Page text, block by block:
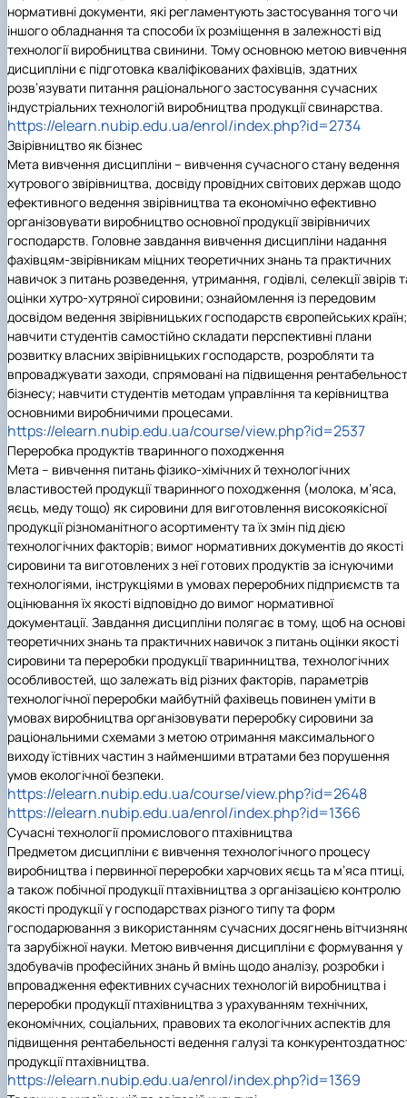
нормативні документи, які регламентують застосування того чи
іншого обладнання та способи їх розміщення в залежності від
технології виробництва свинини. Тому основною метою вивчення
дисципліни є підготовка кваліфікованих фахівців, здатних
розв’язувати питання раціонального застосування сучасних
індустріальних технологій виробництва продукції свинарства.
https://elearn.nubip.edu.ua/enrol/index.php?id=2734
Звірівництво як бізнес
Мета вивчення дисципліни – вивчення сучасного стану ведення
хутрового звірівництва, досвіду провідних світових держав щодо
ефективного ведення звірівництва та економічно ефективно
організовувати виробництво основної продукції звірівничих
господарств. Головне завдання вивчення дисципліни надання
фахівцям-звірівникам міцних теоретичних знань та практичних
навичок з питань розведення, утримання, годівлі, селекції звірів
оцінки хутро-хутряної сировини; ознайомлення із передовим
досвідом ведення звірівницьких господарств європейських країн;
навчити студентів самостійно складати перспективні плани
розвитку власних звірівницьких господарств, розробляти та
впроваджувати заходи, спрямовані на підвищення
бізнесу; навчити студентів методам управління та керівництва
основними виробничими процесами.
https://elearn.nubip.edu.ua/course/view.php?id=2537
Переробка продуктів тваринного походження
Мета – вивчення питань фізико-хімічних й технологічних
властивостей продукції тваринного походження (молока, м’яса,
яєць, меду тощо) як сировини для виготовлення високоякісної
продукції різноманітного асортименту та їх змін під дією
технологічних факторів; вимог нормативних документів до якості
сировини та виготовлених з неї готових продуктів за існуючими
технологіями, інструкціями в умовах переробних підприємств та
оцінювання їх якості відповідно до вимог нормативної
документації. Завдання дисципліни полягає в тому, щоб на основі
теоретичних знань та практичних навичок з питань оцінки якості
сировини та переробки продукції тваринництва, технологічних
особливостей, що залежать від різних факторів, параметрів
технологічної переробки майбутній фахівець повинен уміти в
умовах виробництва організовувати переробку сировини за
раціональними схемами з метою отримання максимального
виходу їстівних частин з найменшими втратами без порушення
умов екологічної безпеки.
https://elearn.nubip.edu.ua/course/view.php?id=2648
https://elearn.nubip.edu.ua/enrol/index.php?id=1366
Сучасні технології промислового птахівництва
Предметом дисципліни є вивчення технологічного процесу
виробництва і первинної переробки харчових яєць та м’яса птиці,
а також побічної продукції птахівництва з організацією контролю
якості продукції у господарствах різного типу та форм
господарювання з використанням сучасних досягнень
та зарубіжної науки. Метою вивчення дисципліни є формування у
здобувачів професійних знань й вмінь щодо аналізу, розробки і
впровадження ефективних сучасних технологій виробництва і
переробки продукції птахівництва з урахуванням технічних,
економічних, соціальних, правових та екологічних аспектів для
підвищення рентабельності ведення галузі та
продукції птахівництва.
https://elearn.nubip.edu.ua/enrol/index.php?id=1369